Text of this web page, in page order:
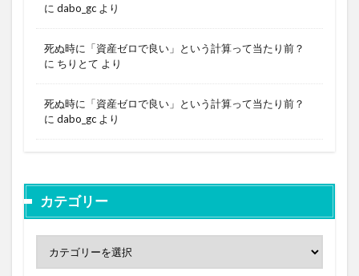
に dabo_gc より
死ぬ時に「資産ゼロで良い」という計算って当たり前？
に ちりとて より
死ぬ時に「資産ゼロで良い」という計算って当たり前？
に dabo_gc より
カテゴリー